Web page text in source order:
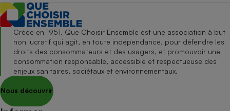
Créée en 1951, Que Choisir Ensemble est une association à but
non lucratif qui agit, en toute indépendance, pour défendre les
droits des consommateurs et des usagers, et promouvoir une
consommation responsable, accessible et respectueuse des
enjeux sanitaires, sociétaux et environnementaux.
Nous découvrir